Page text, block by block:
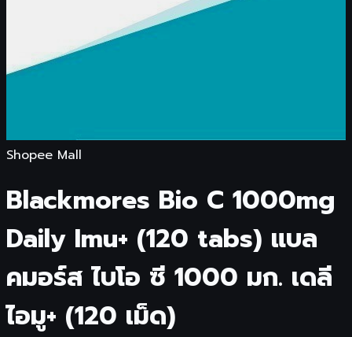
Shopee Mall
Blackmores Bio C 1000mg
Daily Imu+ (120 tabs) แบล
คมอร์ส ไบโอ ซี 1000 มก. เดลี
ไอมู+ (120 เม็ด)